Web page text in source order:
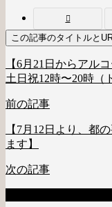
この記事のタイトルと
【6月21日からアル
土日祝12時〜20時（
前の記事
【7月12日より、都
ます】
次の記事